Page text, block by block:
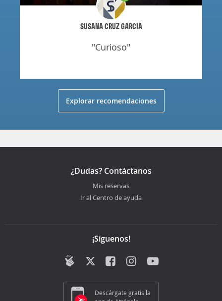
SUSANA CRUZ GARCIA
"curioso"
Explorar recomendaciones
¿Dudas? Contáctanos
Mis reservas
Ir al Centro de ayuda
¡Síguenos!
Descárgate gratis la